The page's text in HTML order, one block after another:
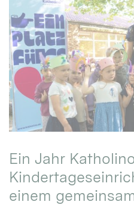
Ein Jahr
einem